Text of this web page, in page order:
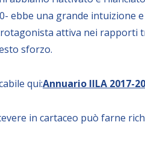
ebbe una grande intuizione
attiva nei rapporti
sforzo.
qui:Annuario IILA 2017-
in cartaceo può farne